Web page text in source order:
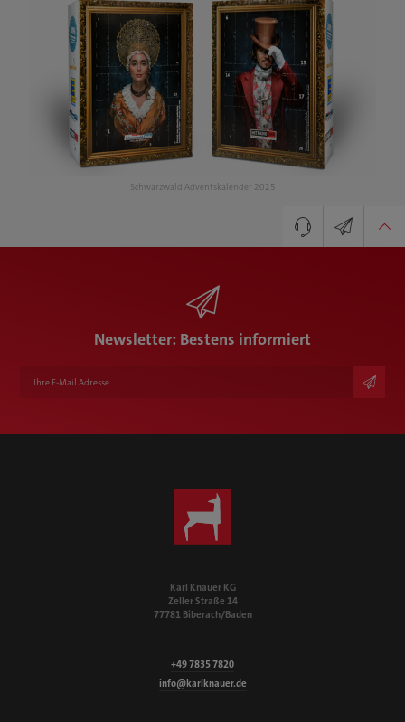
Schwarzwald Adventskalender 2025
Tobias Munz
+49 7835 782-157
tobias.munz@karlknauer.de
Newsletter: Bestens informiert
Karl Knauer KG
Zeller Straße 14
77781 Biberach/Baden
+49 7835 7820
info@karlknauer.de